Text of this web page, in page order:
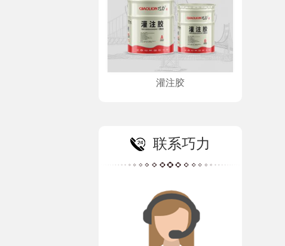
灌注胶
联系巧力